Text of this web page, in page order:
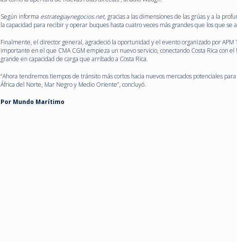
Según informa estrategiaynegocios.net, gracias a las dimensiones de las grúas y a la
la capacidad para recibir y operar buques hasta cuatro veces más grandes que los que
Finalmente, el director general, agradeció la oportunidad y el evento organizado por
importante en el que CMA CGM empieza un nuevo servicio, conectando Costa Rica con
grande en capacidad de carga que arribado a Costa Rica.
“Ahora tendremos tiempos de tránsito más cortos hacia nuevos mercados potenciales
África del Norte, Mar Negro y Medio Oriente”, concluyó.
Por Mundo Marítimo